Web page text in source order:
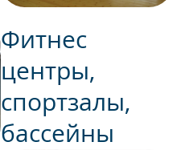
Фитнес
центры,
спортзалы,
бассейны